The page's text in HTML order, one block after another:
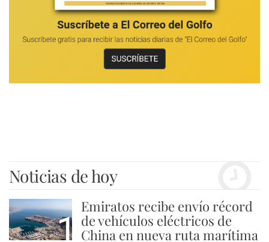
Noticias de hoy
1
Emiratos recibe envío récord
de vehículos eléctricos de
China en nueva ruta marítima